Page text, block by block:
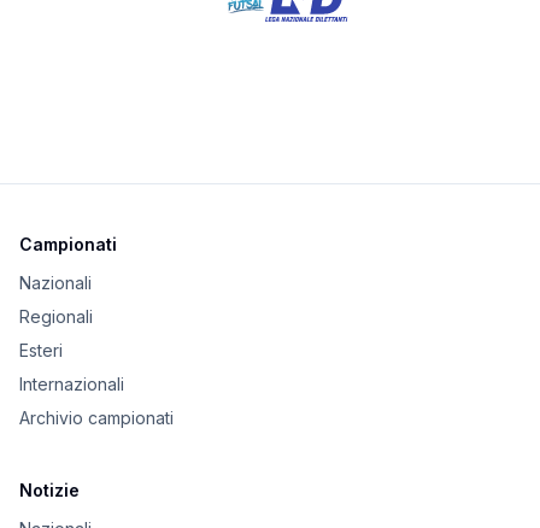
Campionati
Nazionali
Regionali
Esteri
Internazionali
Archivio campionati
Notizie